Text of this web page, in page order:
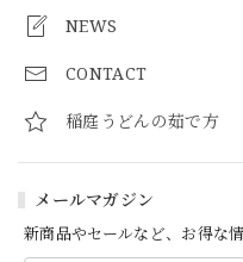
NEWS
CONTACT
稲庭うどんの茹で方
メールマガジン
新商品やセールなど、お得な